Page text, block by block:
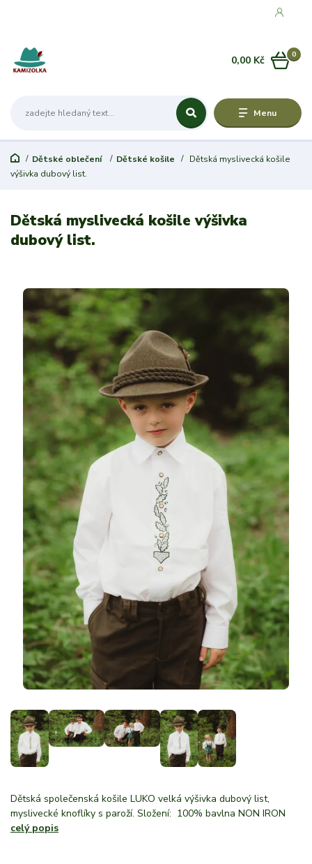
Menu
0
0,00 Kč
Dětské oblečení Dětské košile
Dětská myslivecká košile
výšivka dubový list.
Dětská myslivecká košile výšivka
dubový list.
Dětská společenská košile LUKO velká výšivka dubový list,
myslivecké knoflíky s paroží. Složení: 100% bavlna NON IRON
celý popis